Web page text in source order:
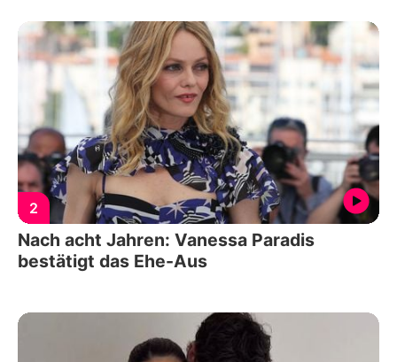
2
Nach acht Jahren: Vanessa Paradis
bestätigt das Ehe-Aus